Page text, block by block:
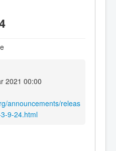
2021 00:00
announcements/releas
9-24.html